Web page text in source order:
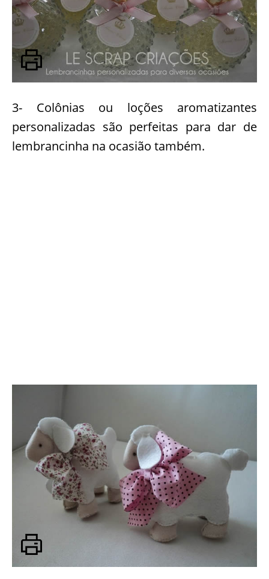
3- Colônias ou loções aromatizantes
personalizadas são perfeitas para dar de
lembrancinha na ocasião também.